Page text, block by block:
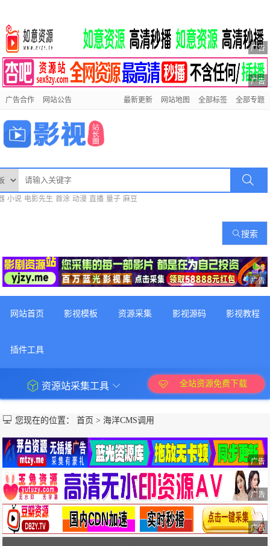
广告
广告
广告合作 网站公告 最新更新 网站地图 全部标签 全部专题
小说 电影先生 首涂 动漫 直播 量子 麻豆
搜索
广告
网站首页 影视模板 资源采集 影视源码 影视教程
插件工具
资源站采集工具 全站资源免费下载
您现在的位置：首页 >海洋CMS调用
广告
广告
广告